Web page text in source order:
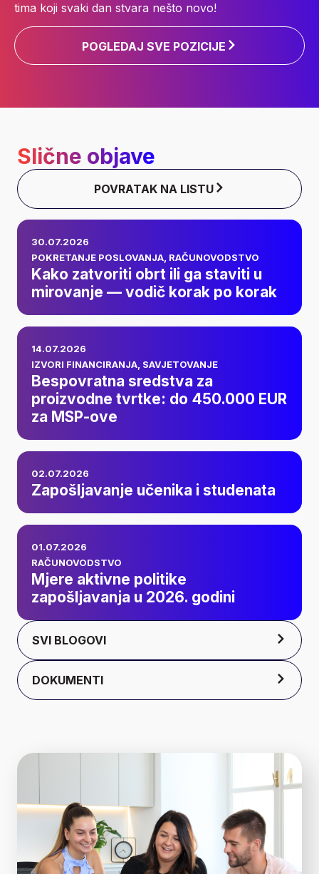
tima koji svaki dan stvara nešto novo!
POGLEDAJ SVE POZICIJE
Slične objave
POVRATAK NA LISTU
Kako zatvoriti obrt ili
ga staviti u
mirovanje — vodič
korak po korak
30.07.2026
POKRETANJE POSLOVANJA RAČUNOVODSTVO
Kako zatvoriti obrt ili ga staviti u
mirovanje — vodič korak po korak
Bespovratna
sredstva za
proizvodne tvrtke:
do 450.000 EUR za
MSP-ove
14.07.2026
IZVORI FINANCIRANJA SAVJETOVANJE
Bespovratna sredstva za
proizvodne tvrtke: do 450.000 EUR
za MSP-ove
Zapošljavanje
učenika i studenata
02.07.2026
Zapošljavanje učenika i studenata
Mjere aktivne
politike
zapošljavanja u
2026. godini
01.07.2026
RAČUNOVODSTVO
Mjere aktivne politike
zapošljavanja u 2026. godini
SVI BLOGOVI
DOKUMENTI